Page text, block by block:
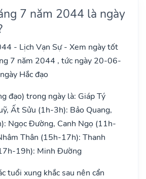
7 năm 2044 là ngày
- Lịch Vạn Sự - Xem ngày tốt
7 năm 2044 , tức ngày 20-06-
Hắc đạo
đạo) trong ngày là: Giáp Tý
Ất Sửu (1h-3h): Bảo Quang,
Ngọc Đường, Canh Ngọ (11h-
Thân (15h-17h): Thanh
19h): Minh Đường
tuổi xung khắc sau nên cẩn